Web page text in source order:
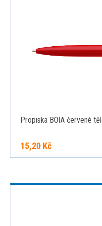
Propiska BOIA červené
15,20 Kč